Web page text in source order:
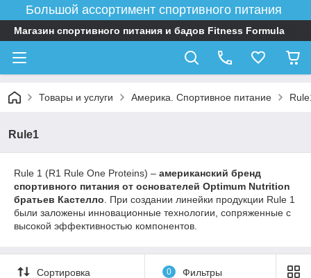
Большой ассортимент спортивного питания
Магазин спортивного питания и бадов Fitness Formula
Товары и услуги Америка. Спортивное питание
Rule1
Rule 1 (R1 Rule One Proteins) – американский бренд
спортивного питания от основателей Optimum Nutrition
братьев Кастелло . При создании линейки продукции Rule 1
были заложены инновационные технологии, сопряженные с
высокой эффективностью компонентов.
Сортировка 0 Фильтры